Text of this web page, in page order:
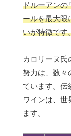
ドルーアンの
ールを最大限
いが特徴です
カロリーヌ氏
努力は、数々
ています。伝
ワインは、世
ます。